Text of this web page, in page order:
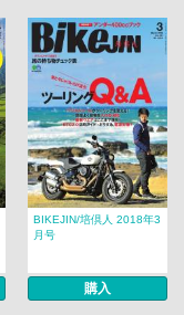
BIKEJIN/培倶人 2018年3
月号
購入